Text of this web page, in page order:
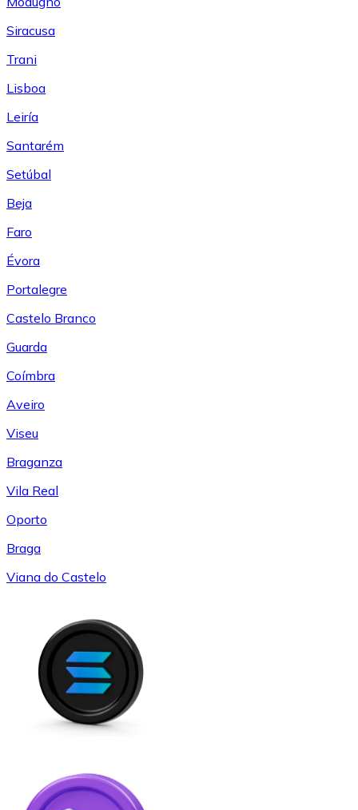
Siracusa
Trani
Lisboa
Leiría
Santarém
Setúbal
Beja
Faro
Évora
Portalegre
Castelo Branco
Guarda
Coímbra
Aveiro
Viseu
Braganza
Vila Real
Oporto
Braga
Viana do Castelo